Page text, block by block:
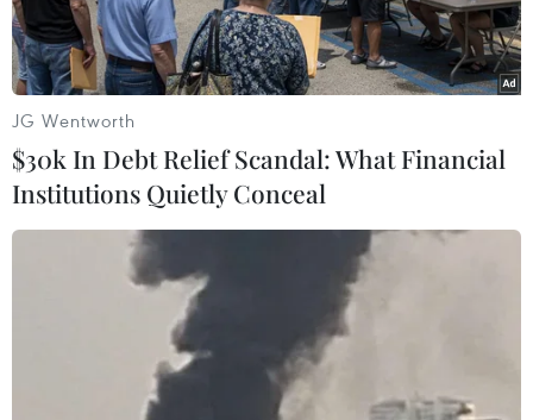
TIN CÙNG CHUYÊN MỤC
Dữ liệu việc làm Mỹ mở thêm dư địa
cho giá vàng trong tuần qua
08/08/2026 04:29
Nghệ An: OCOP đã có thương hiệu,
vì sao nông sản vẫn lo đầu ra?
08/08/2026 03:28
JG Wentworth
$30k In Debt Relief Scandal: What Financial
Institutions Quietly Conceal